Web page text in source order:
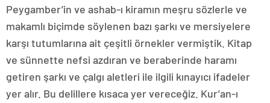
Peygamber’in ve ashab-ı kiramın meşru sözlerle ve
makamlı biçimde söylenen bazı şarkı ve mersiyelere
karşı tutumlarına ait çeşitli örnekler vermiştik. Kitap
ve sünnette nefsi azdıran ve beraberinde haramı
getiren şarkı ve çalgı aletleri ile ilgili kınayıcı ifadeler
yer alır. Bu delillere kısaca yer vereceğiz. Kur’an-ı